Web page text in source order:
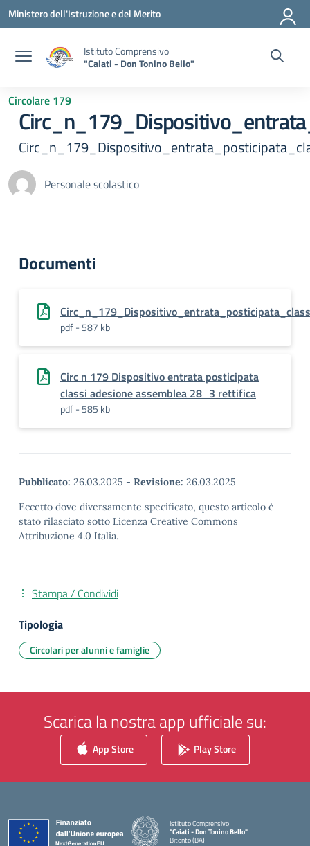
Vai ai contenuti
Vai al menu di navigazione
Vai al footer
Ministero dell'Istruzione e del Merito
Istituto Comprensivo
"Caiati - Don Tonino Bello"
Circolare 179
Personale scolastico
Documenti
pdf - 587 kb
Circ n 179 Dispositivo entrata posticipata
classi adesione assemblea 28_3 rettifica
pdf - 585 kb
Pubblicato: 26.03.2025 - Revisione: 26.03.2025
Eccetto dove diversamente specificato, questo articolo è
stato rilasciato sotto Licenza Creative Commons
Attribuzione 4.0 Italia.
Stampa / Condividi
Tipologia
Circolari per alunni e famiglie
Scarica la nostra app ufficiale su:
App Store Play Store
Istituto Comprensivo
"Caiati - Don Tonino Bello"
Bitonto (BA)